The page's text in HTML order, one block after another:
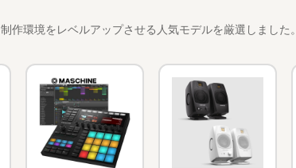
制作環境をレベルアップさせる人気モデルを厳選しました。